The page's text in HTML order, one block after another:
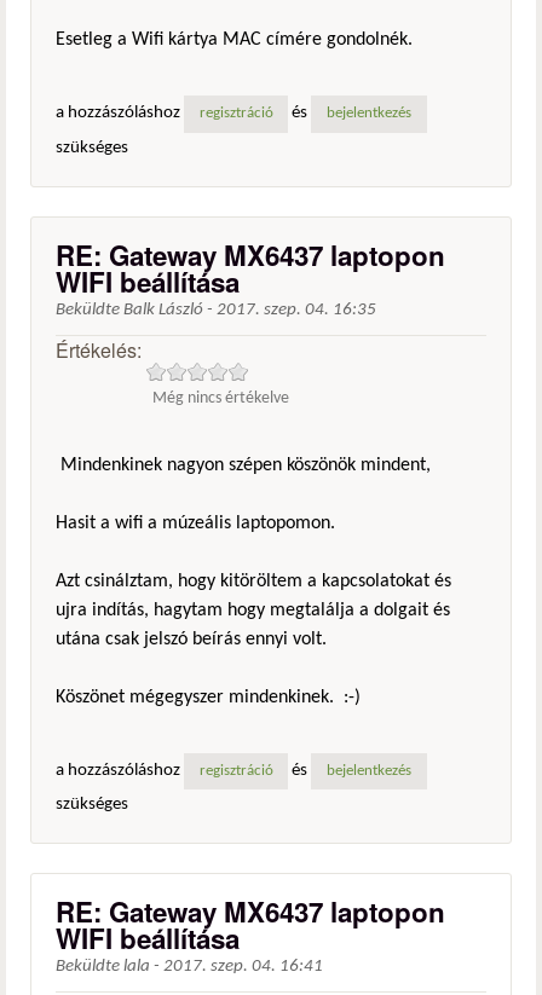
Esetleg a Wifi kártya MAC címére gondolnék.
a hozzászóláshoz regisztráció és bejelentkezés
szükséges
RE: Gateway MX6437 laptopon
WIFI beállítása
Beküldte Balk László - 2017. szep. 04. 16:35
Értékelés:
Még nincs értékelve
Mindenkinek nagyon szépen köszönök mindent,
Hasit a wifi a múzeális laptopomon.
Azt csinálztam, hogy kitöröltem a kapcsolatokat és
ujra indítás, hagytam hogy megtalálja a dolgait és
utána csak jelszó beírás ennyi volt.
Köszönet mégegyszer mindenkinek. :-)
a hozzászóláshoz regisztráció és bejelentkezés
szükséges
RE: Gateway MX6437 laptopon
WIFI beállítása
Beküldte lala - 2017. szep. 04. 16:41